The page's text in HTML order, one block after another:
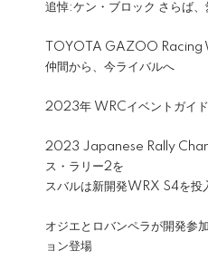
追悼:ケン・ブロック さらば、
TOYOTA GAZOO
仲間から、今ライバルへ
2023年 WRCイベントガイド
2023 Japanese Rally
ス・ラリー2を
スバルは新開発WRX S4を投
オジエとロバンペラが開発参
ョン登場